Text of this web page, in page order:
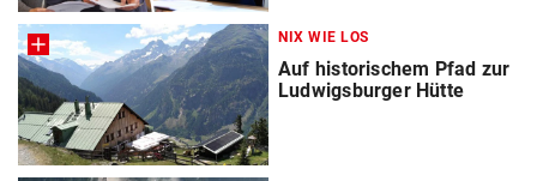
NIX WIE LOS
Auf historischem Pfad zur
Ludwigsburger Hütte